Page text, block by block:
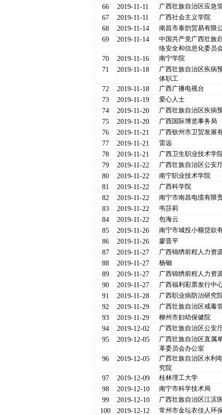
66
2019-11-11
广西壮族自治区应急
67
2019-11-11
广西社会主义学院
68
2019-11-14
南昌市泰韵贸易有限
69
2019-11-14
中国共产党广西壮族
络安全和信息化委员
70
2019-11-16
南宁学院
71
2019-11-18
广西壮族自治区疾病
体职工
72
2019-11-18
广西广播电视台
73
2019-11-19
爱心人士
74
2019-11-20
广西壮族自治区疾病
75
2019-11-20
广西国际博览事务局
76
2019-11-21
广西钦州市卫贸发展
77
2019-11-21
雷远
78
2019-11-21
广西卫生职业技术学
79
2019-11-22
广西壮族自治区公安
80
2019-11-22
南宁职业技术学院
81
2019-11-22
广西科学院
82
2019-11-22
南宁市南昌电缆有限
83
2019-11-22
韦莎莉
84
2019-11-22
包海云
85
2019-11-26
南宁市城投小额贷款
86
2019-11-26
廖晋平
87
2019-11-27
广西锦绣前程人力资
88
2019-11-27
杨钿
89
2019-11-27
广西锦绣前程人力资
90
2019-11-27
广西福利彩票发行中
91
2019-11-28
广西职业病防治研究
92
2019-11-29
广西壮族自治区戒毒
93
2019-11-29
柳州市妇幼保健院
94
2019-12-02
广西壮族自治区公安
95
2019-12-05
广西壮族自治区直属
革委员会办公室
96
2019-12-05
广西壮族自治区水利
究院
97
2019-12-09
桂林理工大学
98
2019-12-10
南宁市科学技术局
99
2019-12-10
广西壮族自治区江滨
100
2019-12-12
常州市金坛衣佳人环